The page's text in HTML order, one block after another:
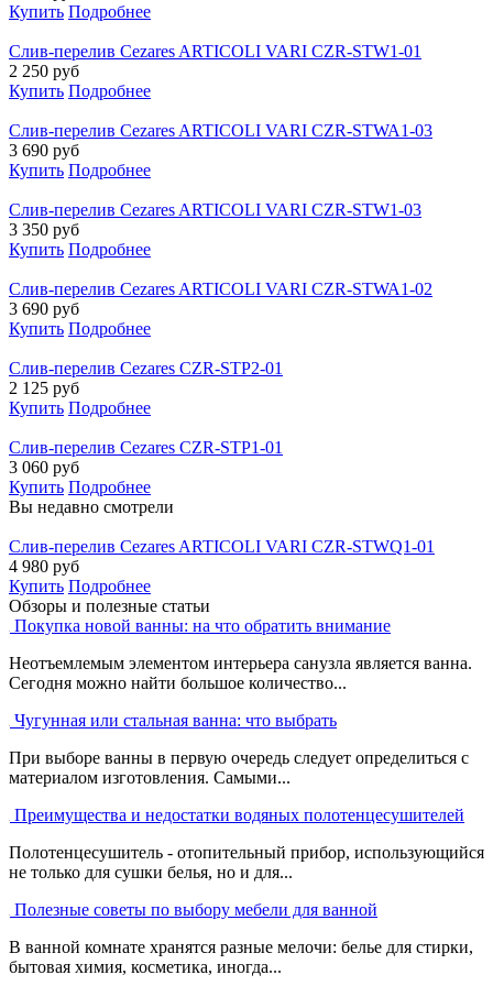
Купить Подробнее
Слив-перелив Cezares ARTICOLI VARI CZR-STW1-01
2 250 руб
Купить Подробнее
Слив-перелив Cezares ARTICOLI VARI CZR-STWA1-03
3 690 руб
Купить Подробнее
Слив-перелив Cezares ARTICOLI VARI CZR-STW1-03
3 350 руб
Купить Подробнее
Слив-перелив Cezares ARTICOLI VARI CZR-STWA1-02
3 690 руб
Купить Подробнее
Слив-перелив Cezares CZR-STP2-01
2 125 руб
Купить Подробнее
Слив-перелив Cezares CZR-STP1-01
3 060 руб
Купить Подробнее
Вы недавно смотрели
Слив-перелив Cezares ARTICOLI VARI CZR-STWQ1-01
4 980 руб
Купить Подробнее
Обзоры и полезные статьи
Покупка новой ванны: на что обратить внимание
Неотъемлемым элементом интерьера санузла является ванна.
Сегодня можно найти большое количество...
Чугунная или стальная ванна: что выбрать
При выборе ванны в первую очередь следует определиться с
материалом изготовления. Самыми...
Преимущества и недостатки водяных полотенцесушителей
Полотенцесушитель - отопительный прибор, использующийся
не только для сушки белья, но и для...
Полезные советы по выбору мебели для ванной
В ванной комнате хранятся разные мелочи: белье для стирки,
бытовая химия, косметика, иногда...